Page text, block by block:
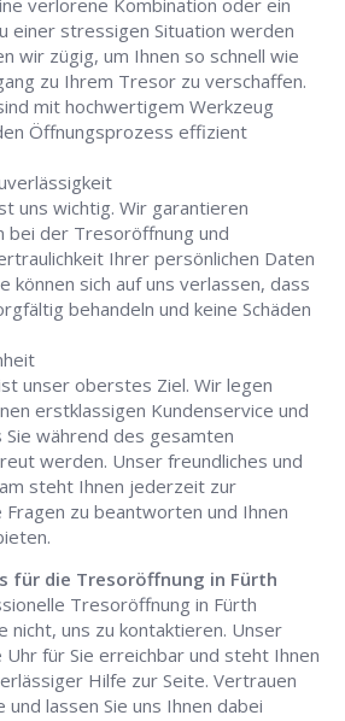
verlorene Kombination oder ein
einer stressigen Situation werden
wir zügig, um Ihnen so schnell wie
zu Ihrem Tresor zu verschaffen.
mit hochwertigem Werkzeug
Öffnungsprozess effizient
uns wichtig. Wir garantieren
bei der Tresoröffnung und
Ihrer persönlichen Daten
können sich auf uns verlassen, dass
behandeln und keine Schäden
unser oberstes Ziel. Wir legen
erstklassigen Kundenservice und
während des gesamten
werden. Unser freundliches und
steht Ihnen jederzeit zur
Fragen zu beantworten und Ihnen
für die Tresoröffnung in Fürth
Tresoröffnung in Fürth
nicht, uns zu kontaktieren. Unser
für Sie erreichbar und steht Ihnen
Hilfe zur Seite. Vertrauen
lassen Sie uns Ihnen dabei